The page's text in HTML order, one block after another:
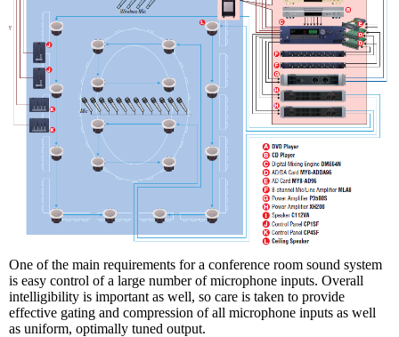
One of the main requirements for a conference room sound system
is easy control of a large number of microphone inputs. Overall
intelligibility is important as well, so care is taken to provide
effective gating and compression of all microphone inputs as well
as uniform, optimally tuned output.